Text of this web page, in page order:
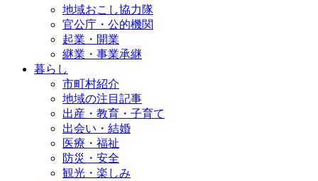
地域おこし協力隊
官公庁・公的機関
起業・開業
継業・事業承継
暮らし
市町村紹介
地域の注目記事
出産・教育・子育て
出会い・結婚
医療・福祉
防災・安全
観光・楽しみ